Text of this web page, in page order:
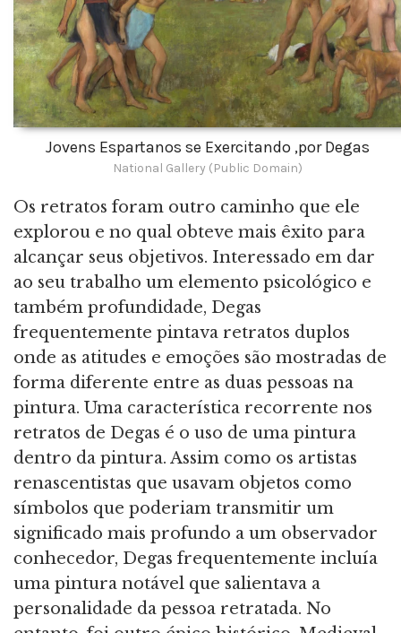
Jovens Espartanos se Exercitando ,por Degas
National Gallery (Public Domain)
Os retratos foram outro caminho que ele
explorou e no qual obteve mais êxito para
alcançar seus objetivos. Interessado em dar
ao seu trabalho um elemento psicológico e
também profundidade, Degas
frequentemente pintava retratos duplos
onde as atitudes e emoções são mostradas de
forma diferente entre as duas pessoas na
pintura. Uma característica recorrente nos
retratos de Degas é o uso de uma pintura
dentro da pintura. Assim como os artistas
renascentistas que usavam objetos como
símbolos que poderiam transmitir um
significado mais profundo a um observador
conhecedor, Degas frequentemente incluía
uma pintura notável que salientava a
personalidade da pessoa retratada. No